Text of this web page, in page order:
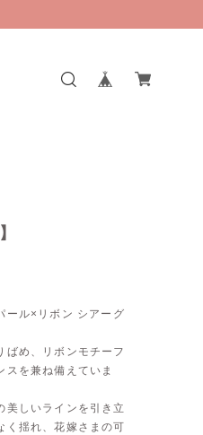
ール×リボン シアーグ
ばめ、リボンモチーフ
を兼ね備えていま
美しいラインを引き立
く揺れ、花嫁さまの可